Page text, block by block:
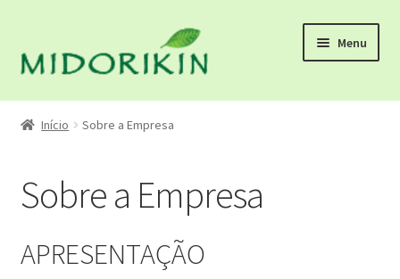
para
navegação
para
o
conteúdo
Menu
Início
atacado
Blog
Início Sobre a Empresa
Sobre a Empresa
APRESENTAÇÃO